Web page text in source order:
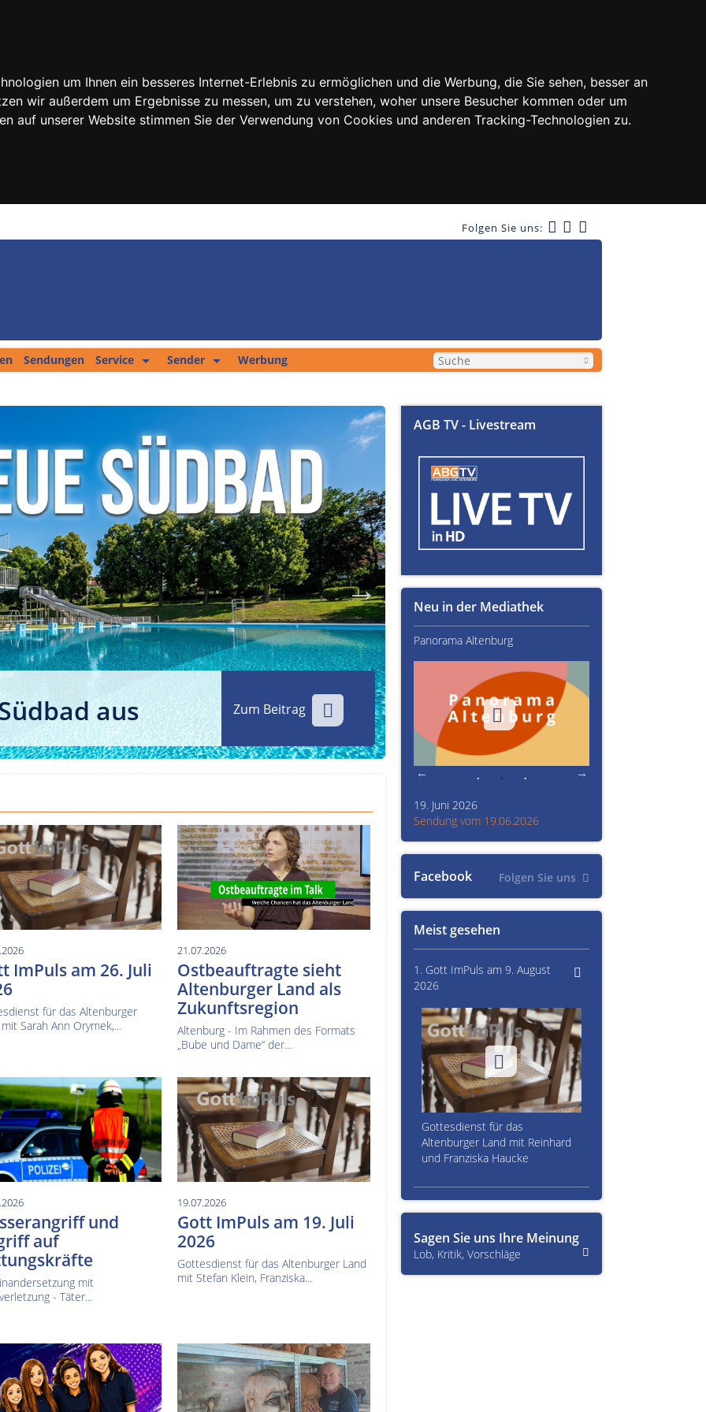
um Ihnen ein besseres Internet-Erlebnis zu ermöglichen und die Werbung, die Sie sehen, besser an
wir außerdem um Ergebnisse zu messen, um zu verstehen, woher unsere Besucher kommen oder um
auf unserer Website stimmen Sie der Verwendung von Cookies und anderen Tracking-Technologien zu.
Folgen Sie uns:
Sendungen
Service
Fitness Tipp
Filmproduktion
Private Kleinanzeigen
Sender
Unser Team
Werbung
aus Zum Beitrag Über Text-Fails,
den Prinzenraub
ImPuls am 26. Juli
für das Altenburger
Sarah Ann Orymek,...
21.07.2026
Ostbeauftragte sieht
Altenburger Land als
Zukunftsregion
Altenburg - Im Rahmen des Formats
„Bube und Dame“ der...
und
auf
mit
- Täter...
19.07.2026
Gott ImPuls am 19. Juli
2026
Gottesdienst für das Altenburger Land
mit Stefan Klein, Franziska...
AGB TV - Livestream
Meist gesehen
1. Gott ImPuls am 9. August
2026
Gottesdienst für das
Altenburger Land mit Reinhard
und Franziska Haucke
Facebook Folgen Sie uns
Neu in der Mediathek
Kultur im Altenburger Land Thüringen.TV Panorama Altenburg
19. Juni 2026
Sendung vom 19.06.2026
Sagen Sie uns Ihre Meinung
Lob, Kritik, Vorschläge